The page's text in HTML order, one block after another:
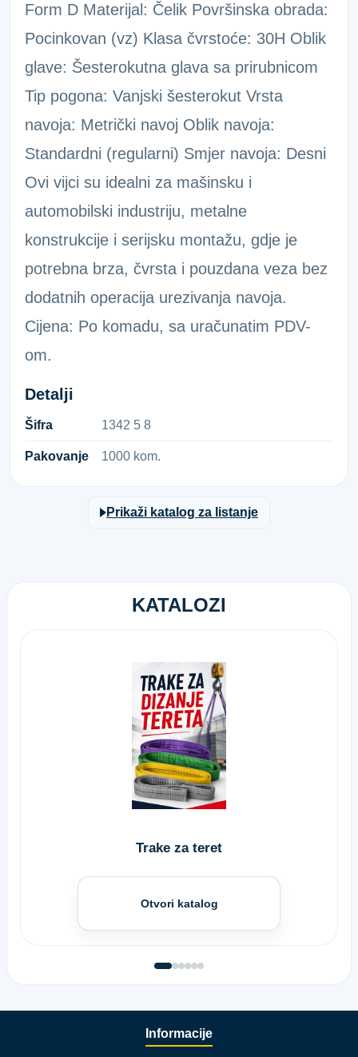
Form D Materijal: Čelik Površinska obrada:
Pocinkovan (vz) Klasa čvrstoće: 30H Oblik
glave: Šesterokutna glava sa prirubnicom
Tip pogona: Vanjski šesterokut Vrsta
navoja: Metrički navoj Oblik navoja:
Standardni (regularni) Smjer navoja: Desni
Ovi vijci su idealni za mašinsku i
automobilski industriju, metalne
konstrukcije i serijsku montažu, gdje je
potrebna brza, čvrsta i pouzdana veza bez
dodatnih operacija urezivanja navoja.
Cijena: Po komadu, sa uračunatim PDV-
om.
Detalji
Šifra 1​3​4​2​ ​5​ ​8​
Pakovanje 1000 kom.
Prikaži katalog za listanje
KATALOZI
Trake za teret
Otvori katalog
Informacije